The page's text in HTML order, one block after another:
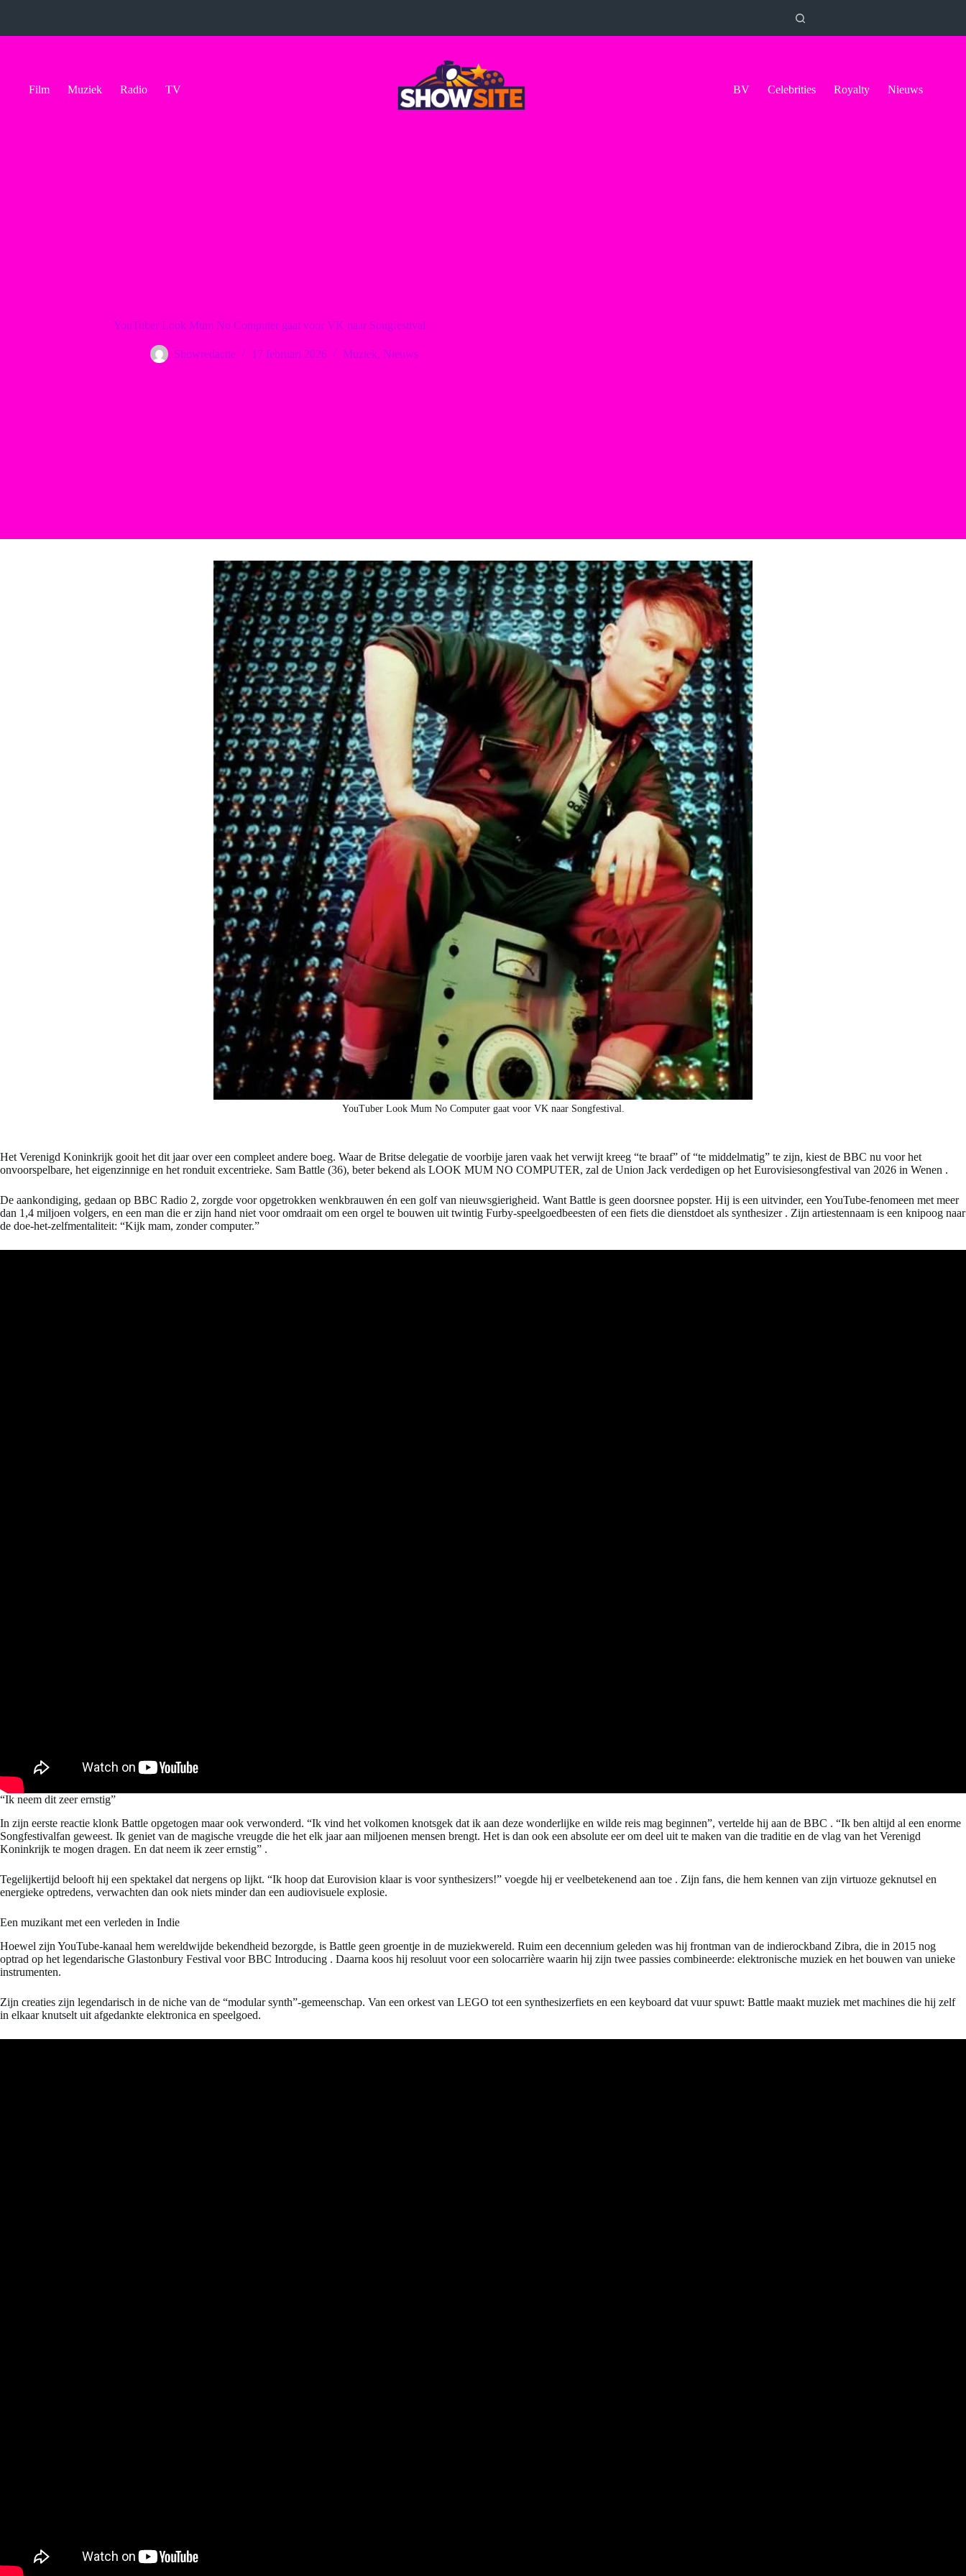
Film Muziek Radio TV BV Celebrities Royalty Nieuws
YouTuber Look Mum No Computer gaat voor VK naar Songfestival
Showredactie 17 februari 2026 Muziek, Nieuws
YouTuber Look Mum No Computer gaat voor VK naar Songfestival.
Het Verenigd Koninkrijk gooit het dit jaar over een compleet andere boeg. Waar de Britse delegatie de voorbije jaren vaak het verwijt kreeg “te braaf” of “te middelmatig” te zijn, kiest de BBC nu voor het
onvoorspelbare, het eigenzinnige en het ronduit excentrieke. Sam Battle (36), beter bekend als LOOK MUM NO COMPUTER, zal de Union Jack verdedigen op het Eurovisiesongfestival van 2026 in Wenen .
De aankondiging, gedaan op BBC Radio 2, zorgde voor opgetrokken wenkbrauwen én een golf van nieuwsgierigheid. Want Battle is geen doorsnee popster. Hij is een uitvinder, een YouTube-fenomeen met meer
dan 1,4 miljoen volgers, en een man die er zijn hand niet voor omdraait om een orgel te bouwen uit twintig Furby-speelgoedbeesten of een fiets die dienstdoet als synthesizer . Zijn artiestennaam is een knipoog naar
de doe-het-zelfmentaliteit: “Kijk mam, zonder computer.”
“Ik neem dit zeer ernstig”
In zijn eerste reactie klonk Battle opgetogen maar ook verwonderd. “Ik vind het volkomen knotsgek dat ik aan deze wonderlijke en wilde reis mag beginnen”, vertelde hij aan de BBC . “Ik ben altijd al een enorme
Songfestivalfan geweest. Ik geniet van de magische vreugde die het elk jaar aan miljoenen mensen brengt. Het is dan ook een absolute eer om deel uit te maken van die traditie en de vlag van het Verenigd
Koninkrijk te mogen dragen. En dat neem ik zeer ernstig” .
Tegelijkertijd belooft hij een spektakel dat nergens op lijkt. “Ik hoop dat Eurovision klaar is voor synthesizers!” voegde hij er veelbetekenend aan toe . Zijn fans, die hem kennen van zijn virtuoze geknutsel en
energieke optredens, verwachten dan ook niets minder dan een audiovisuele explosie.
Een muzikant met een verleden in Indie
Hoewel zijn YouTube-kanaal hem wereldwijde bekendheid bezorgde, is Battle geen groentje in de muziekwereld. Ruim een decennium geleden was hij frontman van de indierockband Zibra, die in 2015 nog
optrad op het legendarische Glastonbury Festival voor BBC Introducing . Daarna koos hij resoluut voor een solocarrière waarin hij zijn twee passies combineerde: elektronische muziek en het bouwen van unieke
instrumenten.
Zijn creaties zijn legendarisch in de niche van de “modular synth”-gemeenschap. Van een orkest van LEGO tot een synthesizerfiets en een keyboard dat vuur spuwt: Battle maakt muziek met machines die hij zelf
in elkaar knutselt uit afgedankte elektronica en speelgoed.